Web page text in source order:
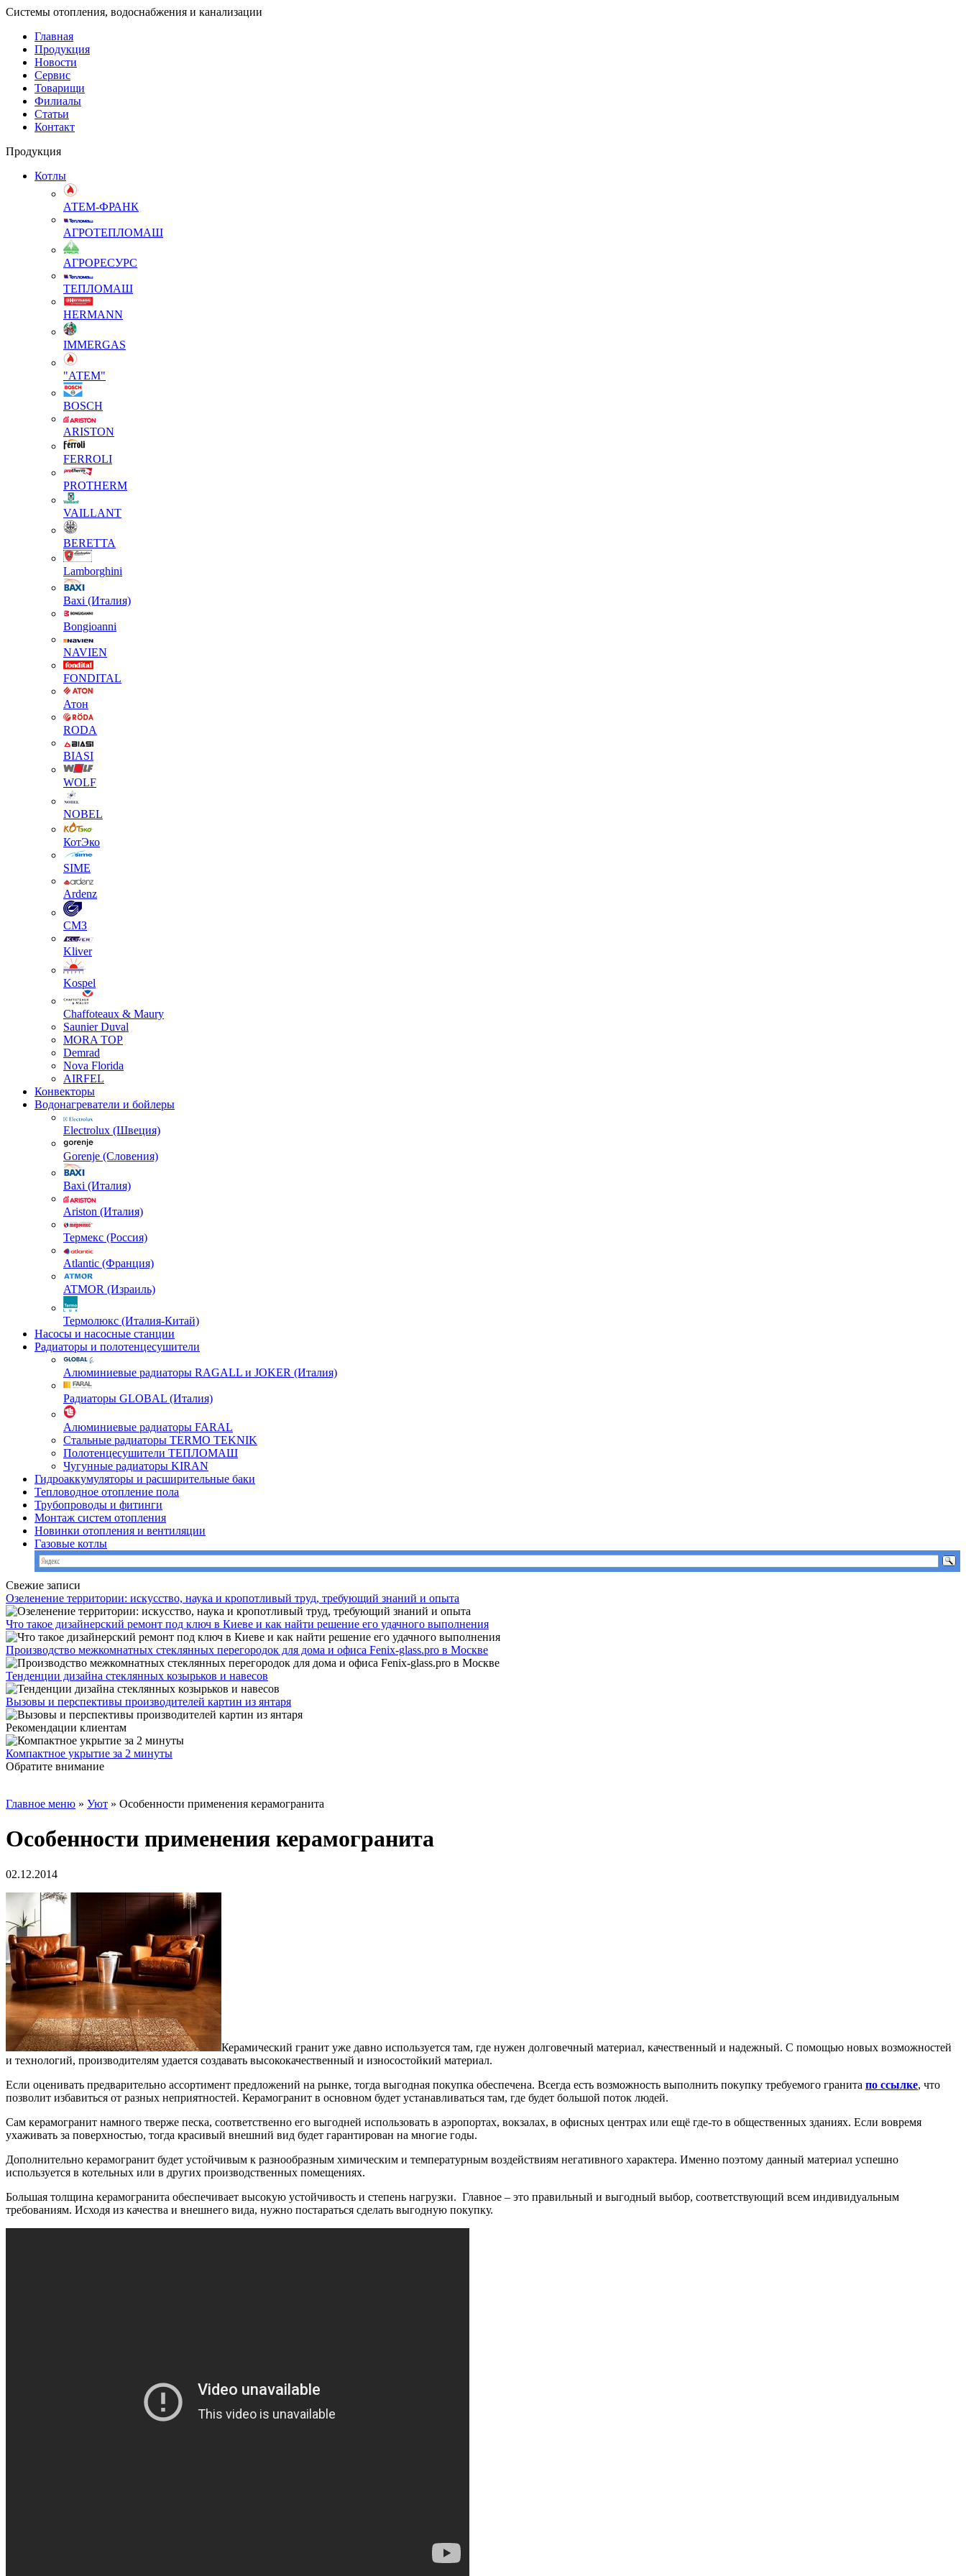
Системы отопления, водоснабжения и канализации
Главная
Продукция
Новости
Сервис
Товарищи
Филиалы
Статьи
Контакт
Продукция
Котлы
АТЕМ-ФРАНК
АГРОТЕПЛОМАШ
АГРОРЕСУРС
ТЕПЛОМАШ
HERMANN
IMMERGAS
"АТЕМ"
BOSCH
ARISTON
FERROLI
PROTHERM
VAILLANT
BERETTA
Lamborghini
Baxi (Италия)
Вongioanni
NAVIEN
FONDITAL
Атон
RODA
BIASI
WOLF
NOBEL
КотЭко
SIME
Ardenz
СМЗ
Kliver
Kospel
Chaffoteaux & Maury
Saunier Duval
MORA TOP
Demrad
Nova Florida
AIRFEL
Конвекторы
Водонагреватели и бойлеры
Electrolux (Швеция)
Gorenje (Словения)
Baxi (Италия)
Ariston (Италия)
Термекс (Россия)
Atlantic (Франция)
ATMOR (Израиль)
Термолюкс (Италия-Китай)
Насосы и насосные станции
Радиаторы и полотенцесушители
Алюминиевые радиаторы RAGALL и JOKER (Италия)
Радиаторы GLOBAL (Италия)
Алюминиевые радиаторы FARAL
Стальные радиаторы TERMO TEKNIK
Полотенцесушители ТЕПЛОМАШ
Чугунные радиаторы KIRAN
Гидроаккумуляторы и расширительные баки
Тепловодное отопление пола
Трубопроводы и фитинги
Монтаж систем отопления
Новинки отопления и вентиляции
Газовые котлы
Свежие записи
Озеленение территории: искусство, наука и кропотливый труд, требующий знаний и опыта
Что такое дизайнерский ремонт под ключ в Киеве и как найти решение его удачного выполнения
Производство межкомнатных стеклянных перегородок для дома и офиса Fenix-glass.pro в Москве
Тенденции дизайна стеклянных козырьков и навесов
Вызовы и перспективы производителей картин из янтаря
Рекомендации клиентам
Компактное укрытие за 2 минуты
Обратите внимание
Главное меню » Уют » Особенности применения керамогранита
Особенности применения керамогранита
02.12.2014
Керамический гранит уже давно используется там, где нужен долговечный материал, качественный и надежный. С помощью новых возможностей
и технологий, производителям удается создавать высококачественный и износостойкий материал.
Если оценивать предварительно ассортимент предложений на рынке, тогда выгодная покупка обеспечена. Всегда есть возможность выполнить покупку требуемого гранита по ссылке, что
позволит избавиться от разных неприятностей. Керамогранит в основном будет устанавливаться там, где будет большой поток людей.
Сам керамогранит намного тверже песка, соответственно его выгодней использовать в аэропортах, вокзалах, в офисных центрах или ещё где-то в общественных зданиях. Если вовремя
ухаживать за поверхностью, тогда красивый внешний вид будет гарантирован на многие годы.
Дополнительно керамогранит будет устойчивым к разнообразным химическим и температурным воздействиям негативного характера. Именно поэтому данный материал успешно
используется в котельных или в других производственных помещениях.
Большая толщина керамогранита обеспечивает высокую устойчивость и степень нагрузки. Главное – это правильный и выгодный выбор, соответствующий всем индивидуальным
требованиям. Исходя из качества и внешнего вида, нужно постараться сделать выгодную покупку.